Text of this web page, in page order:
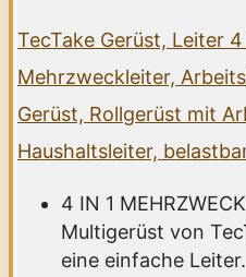
TecTake Gerüst, Leiter
Mehrzweckleiter,
Gerüst, Rollgerüst mit
Haushaltsleiter,
4 IN 1
Multigerüst von
eine einfache